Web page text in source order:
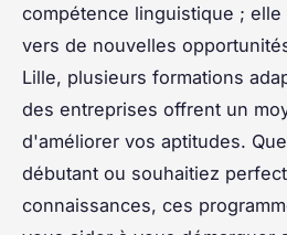
compétence linguistique ;
vers de nouvelles
Lille, plusieurs formations
des entreprises offrent un
d'améliorer vos aptitudes.
débutant ou souhaitiez
connaissances, ces